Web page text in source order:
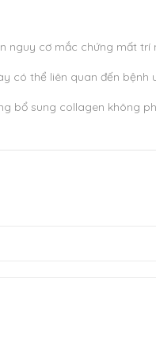
nguy cơ mắc chứng mất trí
có thể liên quan đến bệnh
bổ sung collagen không